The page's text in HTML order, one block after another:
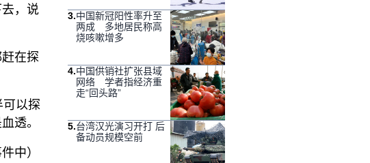
，说
在探
可以探
透。
中）
3.中国新冠阳性率升至
两成 多地居民称高
烧咳嗽增多
4.中国供销社扩张县域
网络 学者指经济重
走“回头路”
5.台湾汉光演习开打 后
备动员规模空前